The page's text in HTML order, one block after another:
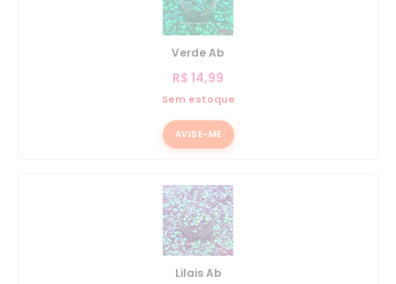
Verde Ab
R$ 14,99
Sem estoque
AVISE-ME
Lilais Ab